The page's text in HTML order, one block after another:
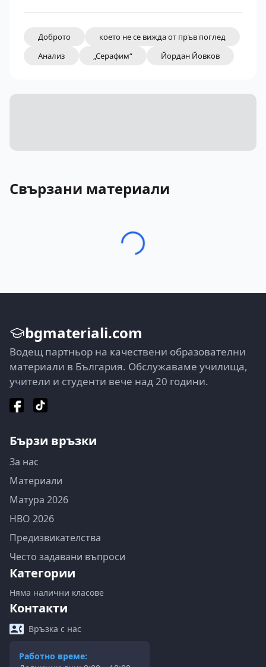
Доброто
което не се вижда от пръв поглед
Анализ
„Серафим“ Йордан Йовков
Свързани материали
bgmateriali.com
Водещ партньор на качествени образователни
материали в България. Обслужаваме училища,
учители и студенти вече над 20 години.
Бързи връзки
За нас
Материали
Матура 2026
НВО 2026
Предизвикателства
Често задавани въпроси
Категории
Няма налични класове
Контакти
Връзка с нас
Работно време: